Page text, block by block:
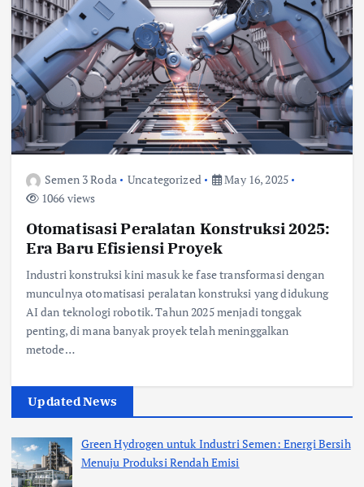
Semen 3 Roda Uncategorized
May 16, 2025
1066 views
Otomatisasi Peralatan Konstruksi 2025:
Era Baru Efisiensi Proyek
Industri konstruksi kini masuk ke fase transformasi dengan
munculnya otomatisasi peralatan konstruksi yang didukung
AI dan teknologi robotik. Tahun 2025 menjadi tonggak
penting, di mana banyak proyek telah meninggalkan
metode…
Updated News
Green Hydrogen untuk Industri Semen: Energi Bersih
Menuju Produksi Rendah Emisi